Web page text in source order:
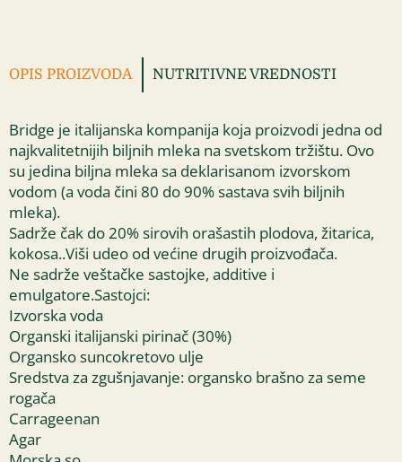
OPIS PROIZVODA NUTRITIVNE VREDNOSTI
Bridge je italijanska kompanija koja proizvodi jedna od
najkvalitetnijih biljnih mleka na svetskom tržištu. Ovo
su jedina biljna mleka sa deklarisanom izvorskom
vodom (a voda čini 80 do 90% sastava svih biljnih
mleka).
Sadrže čak do 20% sirovih orašastih plodova, žitarica,
kokosa..Viši udeo od većine drugih proizvođača.
Ne sadrže veštačke sastojke, additive i
emulgatore.Sastojci:
Izvorska voda
Organski italijanski pirinač (30%)
Organsko suncokretovo ulje
Sredstva za zgušnjavanje: organsko brašno za seme
rogača
Carrageenan
Agar